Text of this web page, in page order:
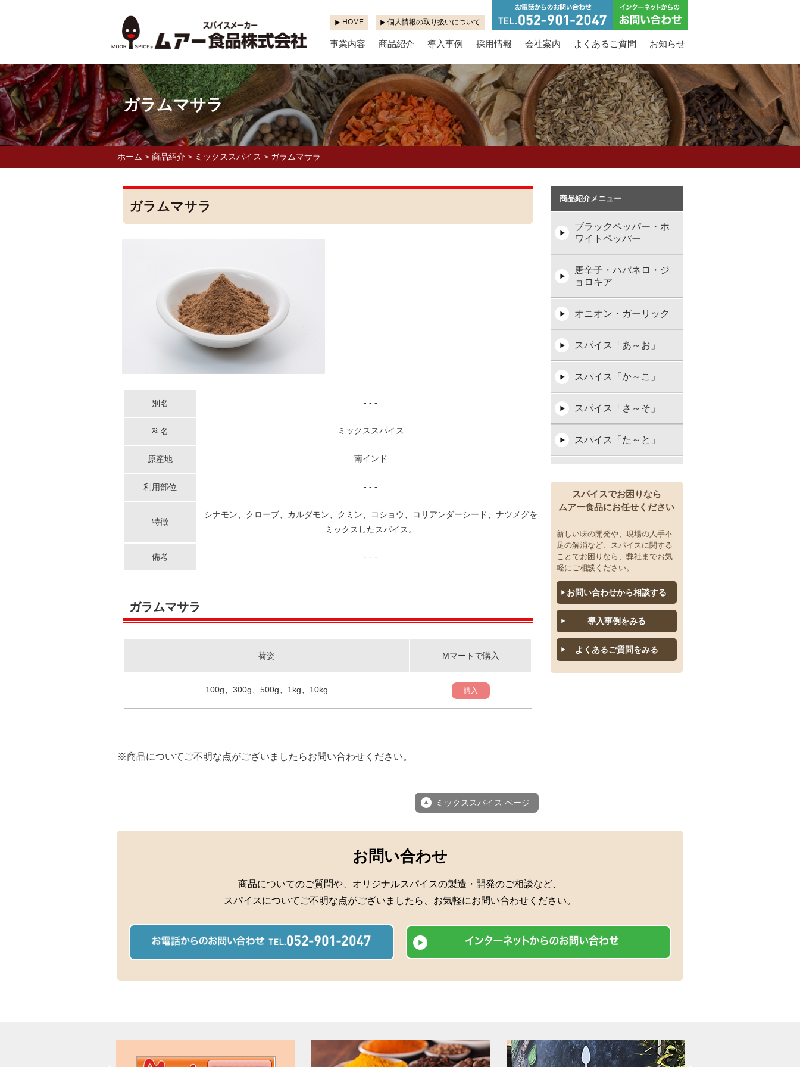
個人情報の取り扱いについて
HOME
事業内容 商品紹介 導入事例 採用情報 会社案内 よくあるご質問 お知らせ
ガラムマサラ
ホーム > 商品紹介 > ミックススパイス > ガラムマサラ
ガラムマサラ
別名 - - -
科名 ミックススパイス
原産地 南インド
利用部位 - - -
特徴
シナモン、クローブ、カルダモン、クミン、コショウ、コリアンダーシード、ナツメグを
ミックスしたスパイス。
備考 - - -
ガラムマサラ
荷姿 Mマートで購入
100g、300g、500g、1kg、10kg 購入
※商品についてご不明な点がございましたらお問い合わせください。
ミックススパイス ページ
商品紹介メニュー
ブラックペッパー・ホ
ワイトペッパー
唐辛子・ハバネロ・ジ
ョロキア
オニオン・ガーリック
スパイス「あ～お」
スパイス「か～こ」
スパイス「さ～そ」
スパイス「た～と」
スパイス「は～ほ」
スパイス「ま～も」
スパイス「や～よ」
スパイス「ら～ろ」
スパイス「わ～ん」
液体・ペースト
スパイスでお困りなら
ムアー食品にお任せください
新しい味の開発や、現場の人手不
足の解消など、スパイスに関する
ことでお困りなら、弊社までお気
軽にご相談ください。
お問い合わせから相談する
導入事例をみる
よくあるご質問をみる
お問い合わせ
商品についてのご質問や、オリジナルスパイスの製造・開発のご相談など、
スパイスについてご不明な点がございましたら、お気軽にお問い合わせください。